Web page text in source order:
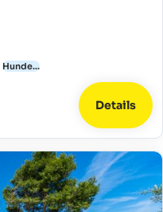
Hunde...
Details